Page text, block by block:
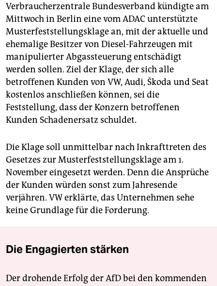
Verbraucherzentrale Bundesverband kündigte am
Mittwoch in Berlin eine vom ADAC unterstützte
Musterfeststellungsklage an, mit der aktuelle und
ehemalige Besitzer von Diesel-Fahrzeugen mit
manipulierter Abgassteuerung entschädigt
werden sollen. Ziel der Klage, der sich alle
betroffenen Kunden von VW, Audi, Škoda und Seat
kostenlos anschließen können, sei die
Feststellung, dass der Konzern betroffenen
Kunden Schadenersatz schuldet.
Die Klage soll unmittelbar nach Inkrafttreten des
Gesetzes zur Musterfeststellungsklage am 1.
November eingesetzt werden. Denn die Ansprüche
der Kunden würden sonst zum Jahresende
verjähren. VW erklärte, das Unternehmen sehe
keine Grundlage für die Forderung.
Die Engagierten stärken
Der drohende Erfolg der AfD bei den kommenden